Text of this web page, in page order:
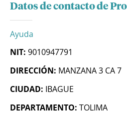
Datos de contacto de
Ayuda
NIT: 9010947791
DIRECCIÓN: MANZANA 3 CA 7
CIUDAD: IBAGUE
DEPARTAMENTO: TOLIMA